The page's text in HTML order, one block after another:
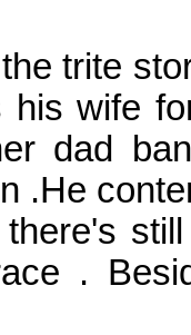
trite
his wife
dad
.He
.